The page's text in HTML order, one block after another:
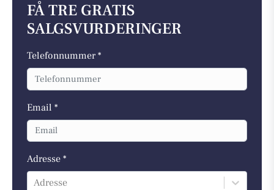
FÅ TRE GRATIS
SALGSVURDERINGER
Telefonnummer *
Email *
Adresse *
Adresse